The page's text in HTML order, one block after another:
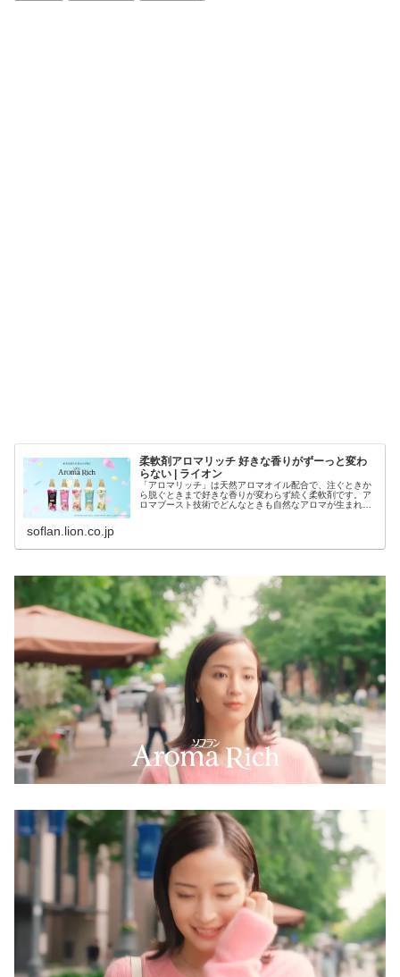
柔軟剤アロマリッチ 好きな香りがずーっと変わ
らない | ライオン
「アロマリッチ」は天然アロマオイル配合で、注ぐときか
ら脱ぐときまで好きな香りが変わらず続く柔軟剤です。ア
ロマブースト技術でどんなときも自然なアロマが生まれ続
soflan.lion.co.jp